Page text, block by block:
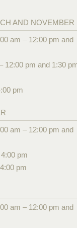
AND NOVEMBER
am – 12:00 pm and
12:00 pm and 1:30
pm
am – 12:00 pm and
pm
pm
am – 12:00 pm and